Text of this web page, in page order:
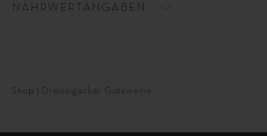
NÄHRWERTANGABEN
Shop Dreissigacker Gutsweine